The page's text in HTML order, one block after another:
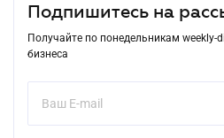
Подпишитесь на
Получайте по понедельникам
бизнеса